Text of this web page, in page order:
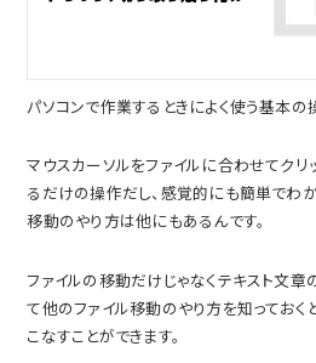
パソコンで作業するときによく使う基本の
マウスカーソルをファイルに合わせてクリ
るだけの操作だし、感覚的にも簡単でわ
移動のやり方は他にもあるんです。
ファイルの移動だけじゃなくテキスト文章
て他のファイル移動のやり方を知っておく
こなすことができます。